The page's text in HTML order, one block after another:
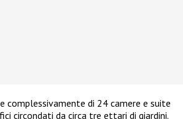
complessivamente di 24 camere e suite
circondati da circa tre ettari di giardini.